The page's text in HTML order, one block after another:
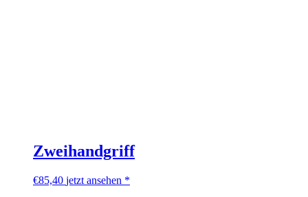
Zweihandgriff
€85,40 jetzt ansehen *